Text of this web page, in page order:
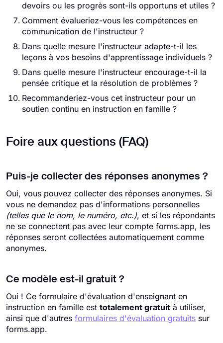
devoirs ou les progrès sont-ils opportuns et utiles ?
Comment évalueriez-vous les compétences en
communication de l'instructeur ?
Dans quelle mesure l'instructeur adapte-t-il les
leçons à vos besoins d'apprentissage individuels ?
Dans quelle mesure l'instructeur encourage-t-il la
pensée critique et la résolution de problèmes ?
Recommanderiez-vous cet instructeur pour un
soutien continu en instruction en famille ?
Foire aux questions (FAQ)
Puis-je collecter des réponses anonymes ?
Oui, vous pouvez collecter des réponses anonymes. Si
vous ne demandez pas d'informations personnelles
(telles que le nom, le numéro, etc.), et si les répondants
ne se connectent pas avec leur compte forms.app, les
réponses seront collectées automatiquement comme
anonymes.
Ce modèle est-il gratuit ?
Oui ! Ce formulaire d'évaluation d'enseignant en
instruction en famille est totalement gratuit à utiliser,
ainsi que d'autres formulaires d'évaluation gratuits sur
forms.app.